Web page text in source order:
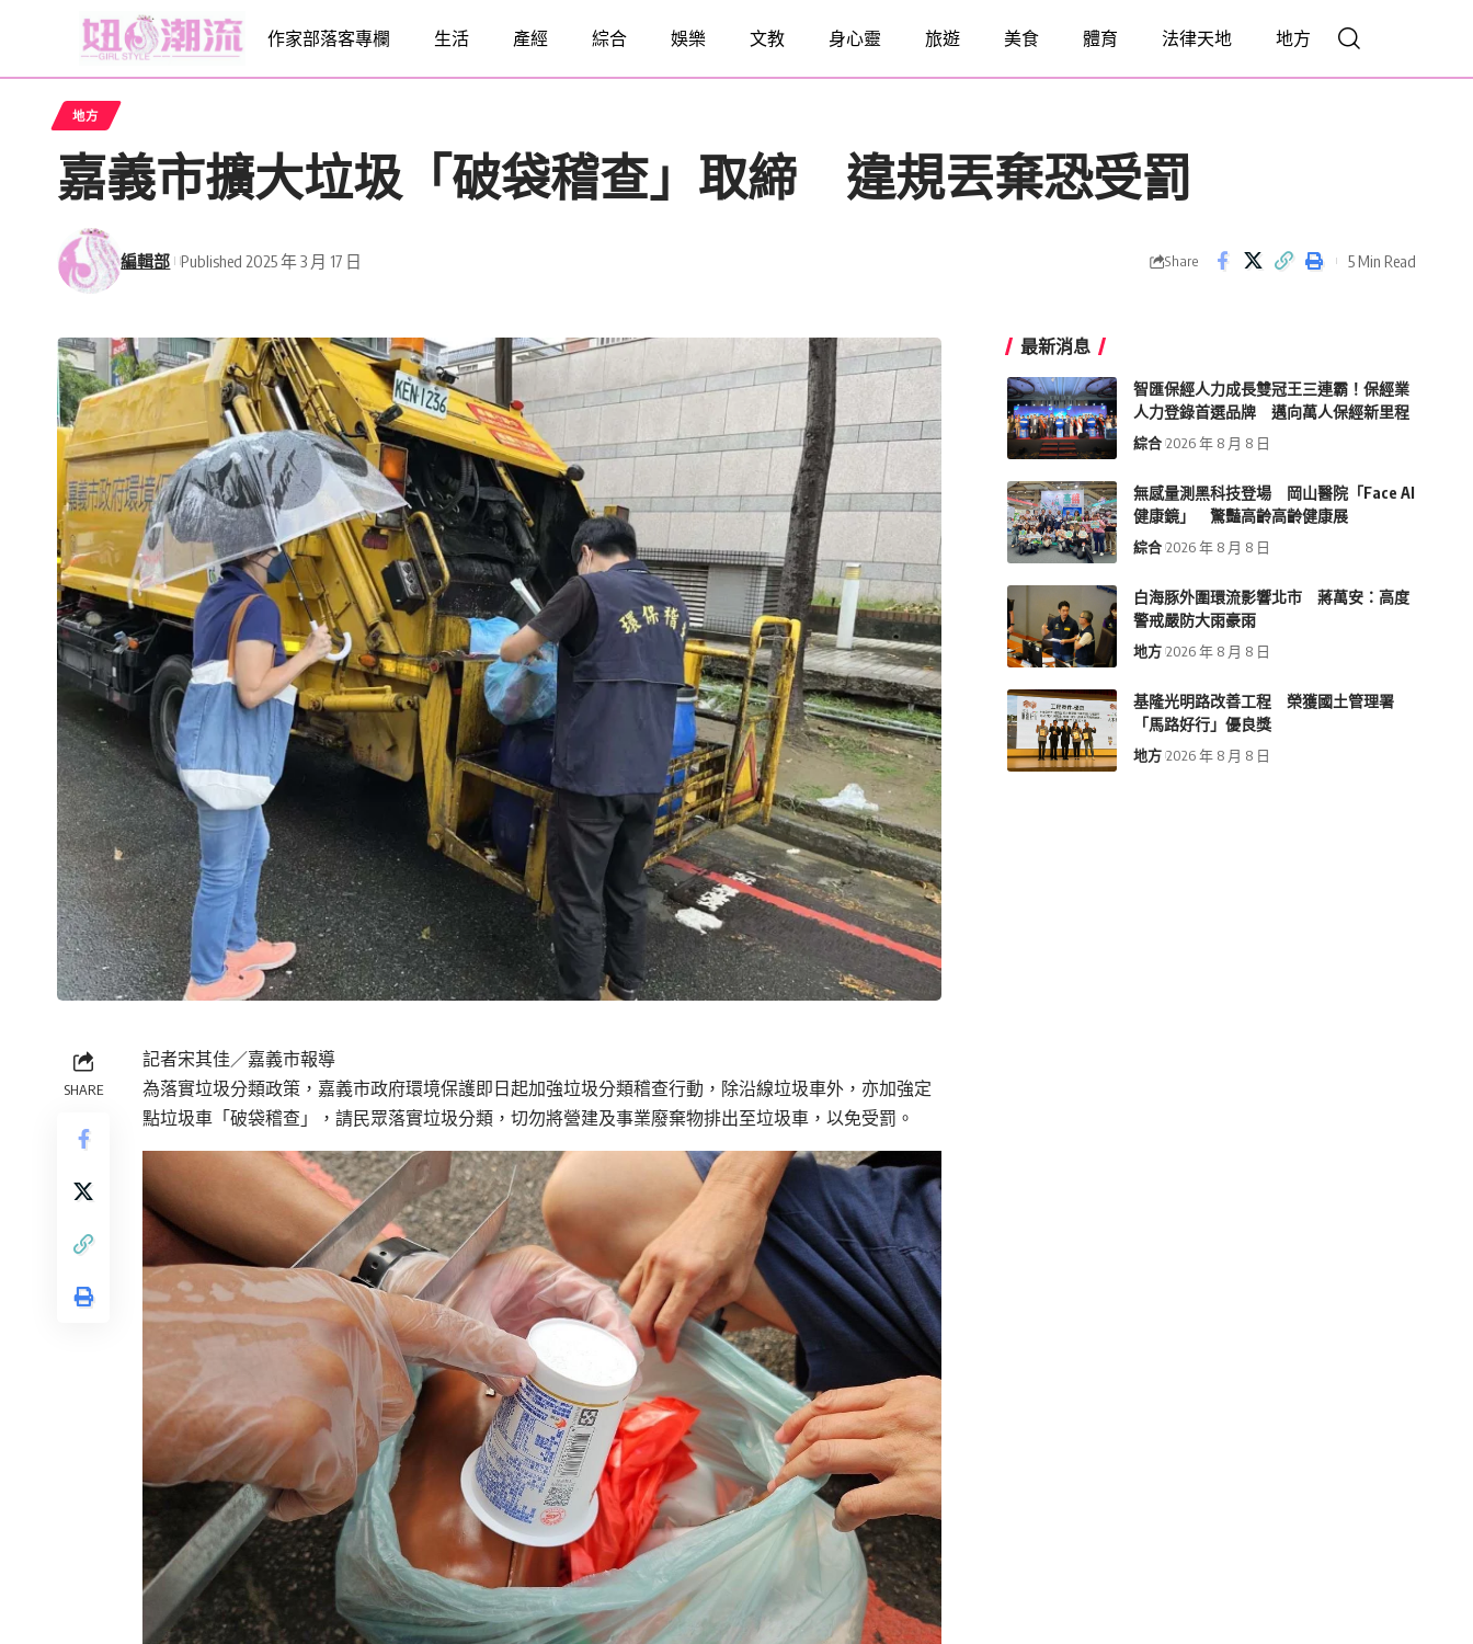
作家部落客專欄 生活 產經 綜合 娛樂 文教 身心靈 旅遊 美食 體育 法律天地 地方
地方
嘉義市擴大垃圾「破袋稽查」取締 違規丟棄恐受罰
編輯部 Published 2025 年 3 月 17 日 Share 5 Min Read
SHARE
記者宋其佳／嘉義市報導
為落實垃圾分類政策，嘉義市政府環境保護即日起加強垃圾分類稽查行動，除沿線垃圾車外，亦加強定
點垃圾車「破袋稽查」，請民眾落實垃圾分類，切勿將營建及事業廢棄物排出至垃圾車，以免受罰。
最新消息
智匯保經人力成長雙冠王三連霸！保經業
人力登錄首選品牌 邁向萬人保經新里程
綜合 2026 年 8 月 8 日
無感量測黑科技登場 岡山醫院「Face AI
健康鏡」 驚豔高齡高齡健康展
綜合 2026 年 8 月 8 日
白海豚外圍環流影響北市 蔣萬安：高度
警戒嚴防大雨豪雨
地方 2026 年 8 月 8 日
基隆光明路改善工程 榮獲國土管理署
「馬路好行」優良獎
地方 2026 年 8 月 8 日